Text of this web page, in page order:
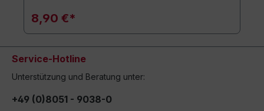
8,90 €*
Service-Hotline
Unterstützung und Beratung unter:
+49 (0)8051 - 9038-0